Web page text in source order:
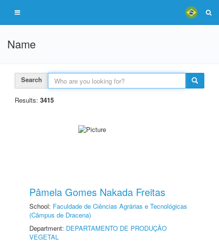
Name
Search
Results: 3415
Pâmela Gomes Nakada Freitas
School: Faculdade de Ciências Agrárias e Tecnológicas
(Câmpus de Dracena)
Department: DEPARTAMENTO DE PRODUÇÃO
VEGETAL